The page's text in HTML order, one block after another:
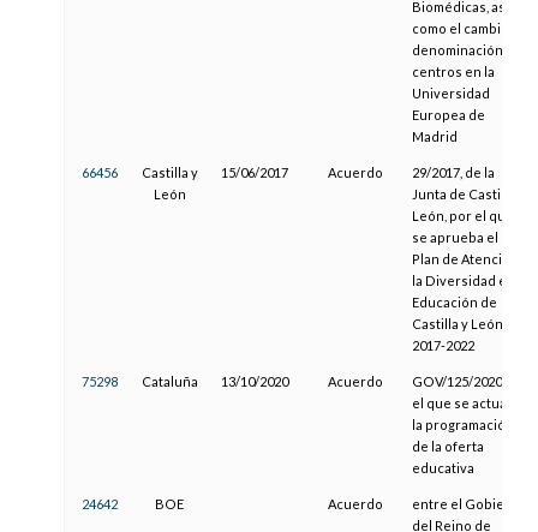
Biomédicas, así
como el cambio de
denominación de
centros en la
Universidad
Europea de
Madrid
66456
Castilla y
León
15/06/2017 Acuerdo
29/2017, de la
Junta de Castilla y
León, por el que
se aprueba el II
Plan de Atención a
la Diversidad en la
Educación de
Castilla y León
2017-2022
75298 Cataluña 13/10/2020 Acuerdo
GOV/125/2020, por
el que se actualiza
la programación
de la oferta
educativa
24642 BOE Acuerdo
entre el Gobierno
del Reino de